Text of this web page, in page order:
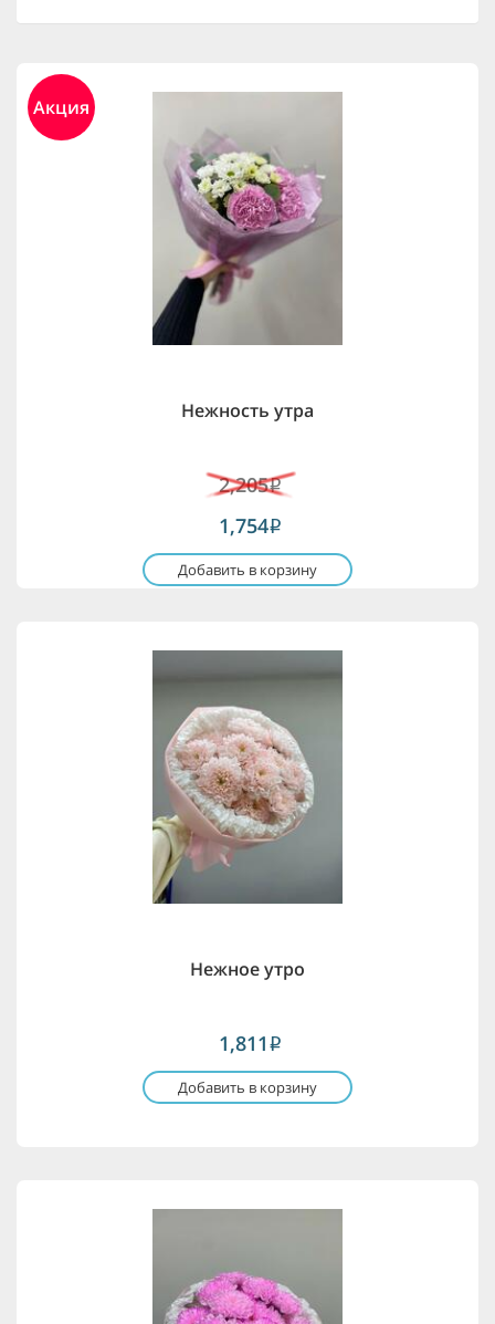
Акция
Нежность утра
2,205i
1,754i
Добавить в корзину
Нежное утро
1,811 i
Добавить в корзину